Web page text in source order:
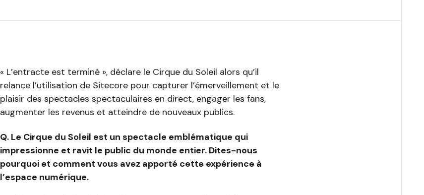
« L’entracte est terminé », déclare le Cirque du Soleil alors qu’il
relance l’utilisation de Sitecore pour capturer l’émerveillement et le
plaisir des spectacles spectaculaires en direct, engager les fans,
augmenter les revenus et atteindre de nouveaux publics.
Q. Le Cirque du Soleil est un spectacle emblématique qui
impressionne et ravit le public du monde entier. Dites-nous
pourquoi et comment vous avez apporté cette expérience à
l’espace numérique.